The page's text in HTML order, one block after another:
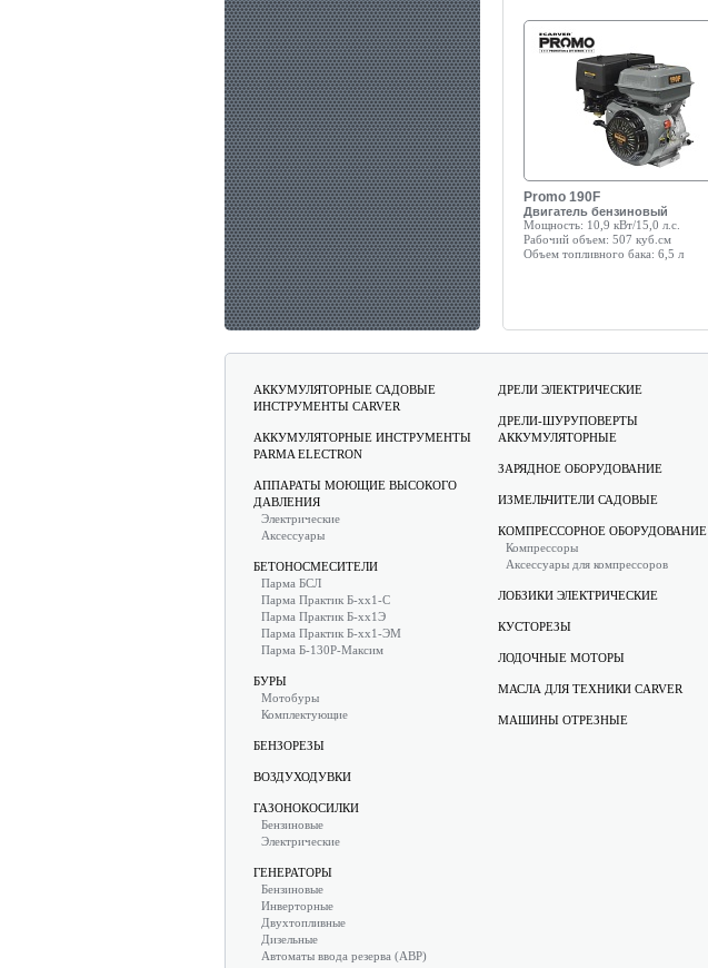
Promo 190F
Двигатель бензиновый
Мощность: 10,9 кВт/15,0 л.с.
Рабочий объем: 507 куб.см
Объем топливного бака: 6,5 л
АККУМУЛЯТОРНЫЕ САДОВЫЕ
ИНСТРУМЕНТЫ CARVER
АККУМУЛЯТОРНЫЕ ИНСТРУМЕНТЫ
PARMA ELECTRON
АППАРАТЫ МОЮЩИЕ ВЫСОКОГО
ДАВЛЕНИЯ
Электрические
Аксессуары
БЕТОНОСМЕСИТЕЛИ
Парма БСЛ
Парма Практик Б-хх1-С
Парма Практик Б-хх1Э
Парма Практик Б-хх1-ЭМ
Парма Б-130Р-Максим
БУРЫ
Мотобуры
Комплектующие
БЕНЗОРЕЗЫ
ВОЗДУХОДУВКИ
ГАЗОНОКОСИЛКИ
Бензиновые
Электрические
ГЕНЕРАТОРЫ
Бензиновые
Инверторные
Двухтопливные
Дизельные
Автоматы ввода резерва (АВР)
ДРЕЛИ ЭЛЕКТРИЧЕСКИЕ
ДРЕЛИ-ШУРУПОВЕРТЫ
АККУМУЛЯТОРНЫЕ
ЗАРЯДНОЕ ОБОРУДОВАНИЕ
ИЗМЕЛЬЧИТЕЛИ САДОВЫЕ
КОМПРЕССОРНОЕ ОБОРУДОВАНИЕ
Компрессоры
Аксессуары для компрессоров
ЛОБЗИКИ ЭЛЕКТРИЧЕСКИЕ
КУСТОРЕЗЫ
ЛОДОЧНЫЕ МОТОРЫ
МАСЛА ДЛЯ ТЕХНИКИ CARVER
МАШИНЫ ОТРЕЗНЫЕ